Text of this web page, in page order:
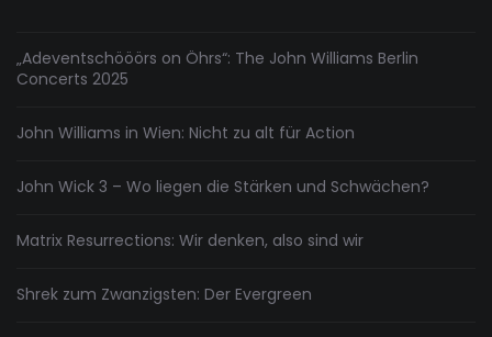
„Adeventschööörs on Öhrs“: The John Williams Berlin
Concerts 2025
John Williams in Wien: Nicht zu alt für Action
John Wick 3 – Wo liegen die Stärken und Schwächen?
Matrix Resurrections: Wir denken, also sind wir
Shrek zum Zwanzigsten: Der Evergreen